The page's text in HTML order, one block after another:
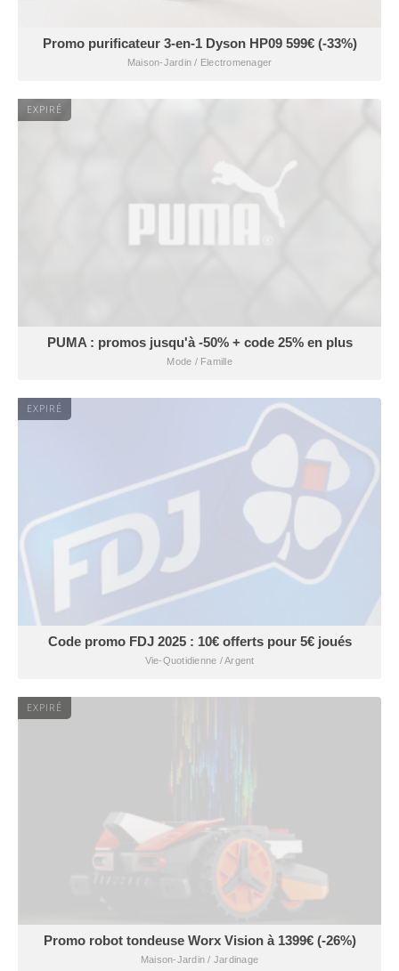
Promo purificateur 3-en-1 Dyson HP09 599€ (-33%)
Maison-Jardin / Electromenager
EXPIRÉ
PUMA : promos jusqu'à -50% + code 25% en plus
Mode / Famille
EXPIRÉ
Code promo FDJ 2025 : 10€ offerts pour 5€ joués
Vie-Quotidienne / Argent
EXPIRÉ
Promo robot tondeuse Worx Vision à 1399€ (-26%)
Maison-Jardin / Jardinage